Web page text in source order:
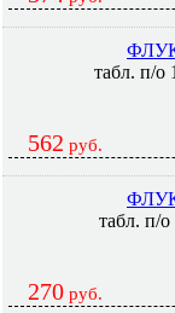
табл. п/о
562 руб.
табл. п/
270 руб.